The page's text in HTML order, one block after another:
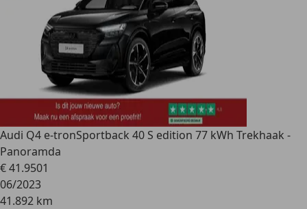
Audi Q4 e-tronSportback 40 S edition 77 kWh Trekhaak -
Panoramda
€ 41.9501
06/2023
41.892 km